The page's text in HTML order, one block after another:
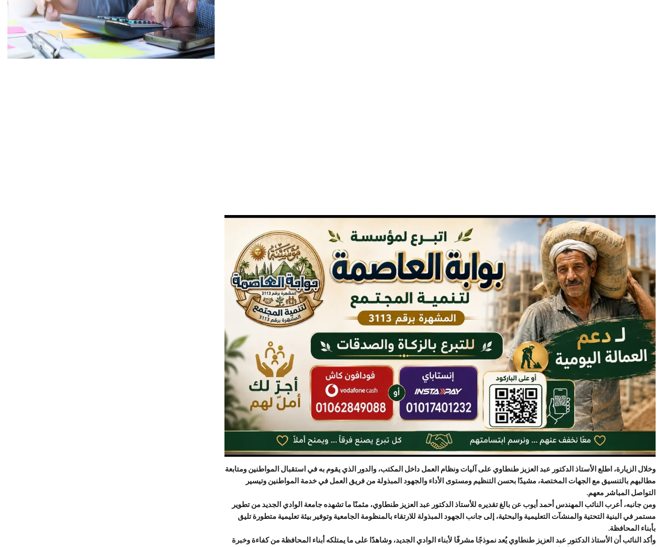
وخلال الزيارة، اطلع الأستاذ الدكتور عبد العزيز طنطاوي على آليات ونظام العمل داخل المكتب، والدور الذي يقوم به في استقبال المواطنين ومتابعة
مطالبهم بالتنسيق مع الجهات المختصة، مشيدًا بحسن التنظيم ومستوى الأداء والجهود المبذولة من فريق العمل في خدمة المواطنين وتيسير
التواصل المباشر معهم.
ومن جانبه، أعرب النائب المهندس أحمد أيوب عن بالغ تقديره للأستاذ الدكتور عبد العزيز طنطاوي، مثمنًا ما تشهده جامعة الوادي الجديد من تطوير
مستمر في البنية التحتية والمنشآت التعليمية والبحثية، إلى جانب الجهود المبذولة للارتقاء بالمنظومة الجامعية وتوفير بيئة تعليمية متطورة تليق
بأبناء المحافظة.
وأكد النائب أن الأستاذ الدكتور عبد العزيز طنطاوي يُعد نموذجًا مشرفًا لأبناء الوادي الجديد، وشاهدًا على ما يمتلكه أبناء المحافظة من كفاءة وخبرة